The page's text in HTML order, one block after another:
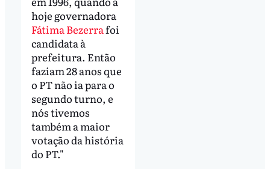
hoje governadora
Fátima Bezerrafoi
candidata à
prefeitura. Então
faziam 28 anos que
o PT não ia para o
segundo turno, e
nós tivemos
também a maior
votação da história
do PT."